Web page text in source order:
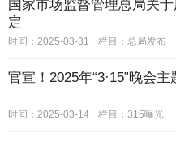
国家市场监督管理总局关
定
时间：2025-03-31 栏目： 总局发布
官宣！2025年“3·15”晚会主
时间：2025-03-14 栏目： 315曝光